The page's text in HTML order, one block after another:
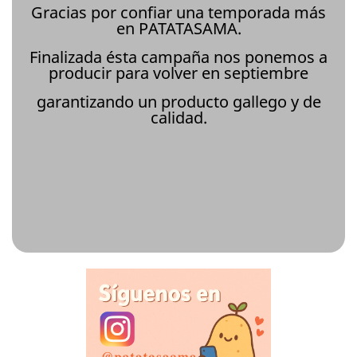
Gracias por confiar una temporada más
en PATATASAMA.
Finalizada ésta campaña nos ponemos a
producir para volver en septiembre
garantizando un producto gallego y de
calidad.